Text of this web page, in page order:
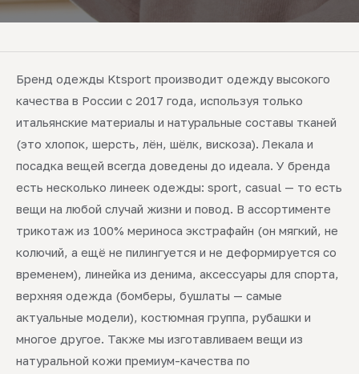
Бренд одежды Ktsport производит одежду высокого
качества в России с 2017 года, используя только
итальянские материалы и натуральные составы тканей
(это хлопок, шерсть, лён, шёлк, вискоза). Лекала и
посадка вещей всегда доведены до идеала. У бренда
есть несколько линеек одежды: sport, casual — то есть
вещи на любой случай жизни и повод. В ассортименте
трикотаж из 100% мериноса экстрафайн (он мягкий, не
колючий, а ещё не пилингуется и не деформируется со
временем), линейка из денима, аксессуары для спорта,
верхняя одежда (бомберы, бушлаты — самые
актуальные модели), костюмная группа, рубашки и
многое другое. Также мы изготавливаем вещи из
натуральной кожи премиум-качества по